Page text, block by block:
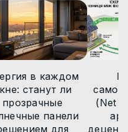
в каждом
станут ли
прозрачные
панели
для
(Net